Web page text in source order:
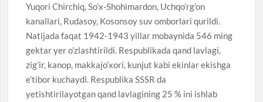
Yuqori Chirchiq, So’x-Shohimardon, Uchqo’rg’on
kanallari, Rudasoy, Kosonsoy suv omborlari qurildi.
Natijada faqat 1942-1943 yillar mobaynida 546 ming
gektar yer o’zlashtirildi. Respublikada qand lavlagi,
zig’ir, kanop, makkajo’xori, kunjut kabi ekinlar ekishga
e’tibor kuchaydi. Respublika SSSR da
yetishtirilayotgan qand lavlagining 25 % ini ishlab